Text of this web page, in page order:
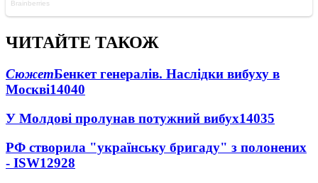
ЧИТАЙТЕ ТАКОЖ
СюжетБенкет генералів. Наслідки вибуху в
Москві14040
У Молдові пролунав потужний вибух14035
РФ створила "українську бригаду" з полонених
- ISW12928